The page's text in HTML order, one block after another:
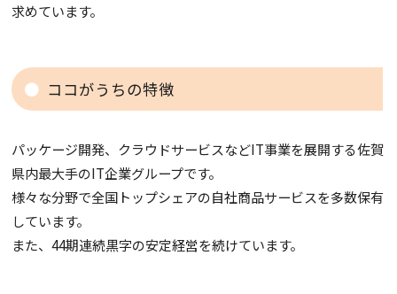
求めています。
ココがうちの特徴
パッケージ開発、クラウドサービスなどIT事業を展開する佐賀
県内最大手のIT企業グループです。
様々な分野で全国トップシェアの自社商品サービスを多数保有
しています。
また、44期連続黒字の安定経営を続けています。